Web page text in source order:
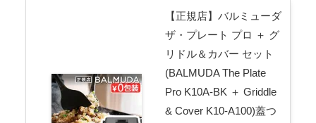
【正規店】バルミューダ
ザ・プレート プロ ＋ グ
リドル＆カバー セット
(BALMUDA The Plate
Pro K10A-BK ＋ Griddle
& Cover K10-A100)蓋つ